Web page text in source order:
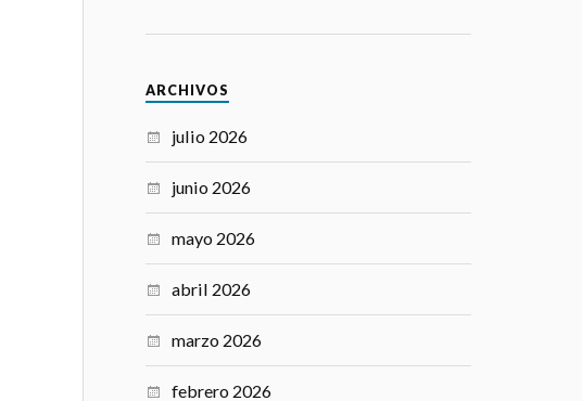
ARCHIVOS
julio 2026
junio 2026
mayo 2026
abril 2026
marzo 2026
febrero 2026